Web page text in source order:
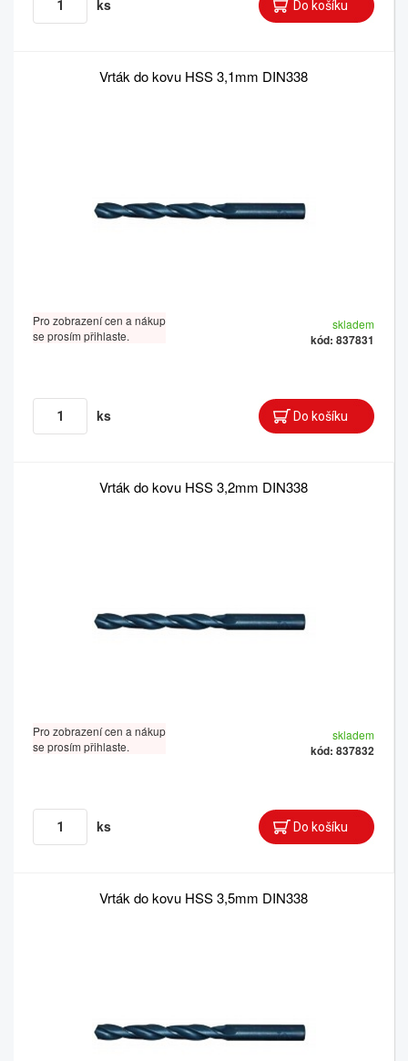
ks
Vrták do kovu HSS 3,1mm DIN338
Pro zobrazení cen a nákup
se prosím přihlaste.
skladem
kód: 837831
ks
Vrták do kovu HSS 3,2mm DIN338
Pro zobrazení cen a nákup
se prosím přihlaste.
skladem
kód: 837832
ks
Vrták do kovu HSS 3,5mm DIN338